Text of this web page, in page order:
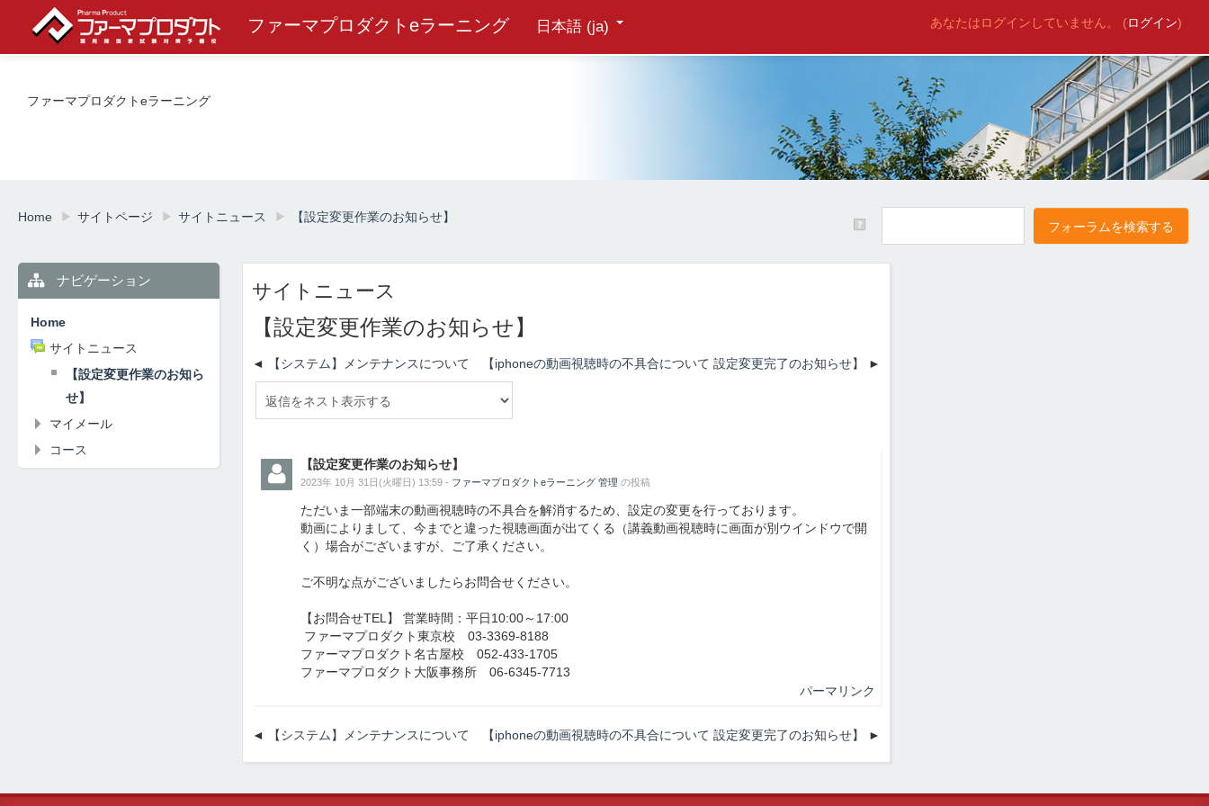
ファーマプロダクトeラーニング あなたはログインしていません。 (ログイン)
日本語 ‎(ja)‎
ファーマプロダクトeラーニング
Home ▶︎ サイトページ ▶︎ サイトニュース ▶︎ 【設定変更作業のお知らせ】
サイトニュース
【設定変更作業のお知らせ】
【システム】メンテナンスについて 【iphoneの動画視聴時の不具合について 設定変更完了のお知らせ】
【設定変更作業のお知らせ】
2023年 10月 31日(火曜日) 13:59 - ファーマプロダクトeラーニング 管理 の投稿
ただいま一部端末の動画視聴時の不具合を解消するため、設定の変更を行っております。
動画によりまして、今までと違った視聴画面が出てくる（講義動画視聴時に画面が別ウインドウで開
く）場合がございますが、ご了承ください。
ご不明な点がございましたらお問合せください。
【お問合せTEL】 営業時間：平日10:00～17:00
ファーマプロダクト東京校 03-3369-8188
ファーマプロダクト名古屋校 052-433-1705
ファーマプロダクト大阪事務所 06-6345-7713
パーマリンク
【システム】メンテナンスについて 【iphoneの動画視聴時の不具合について 設定変更完了のお知らせ】
ナビゲーション
Home
サイトニュース
【設定変更作業のお知ら
せ】
マイメール
コース